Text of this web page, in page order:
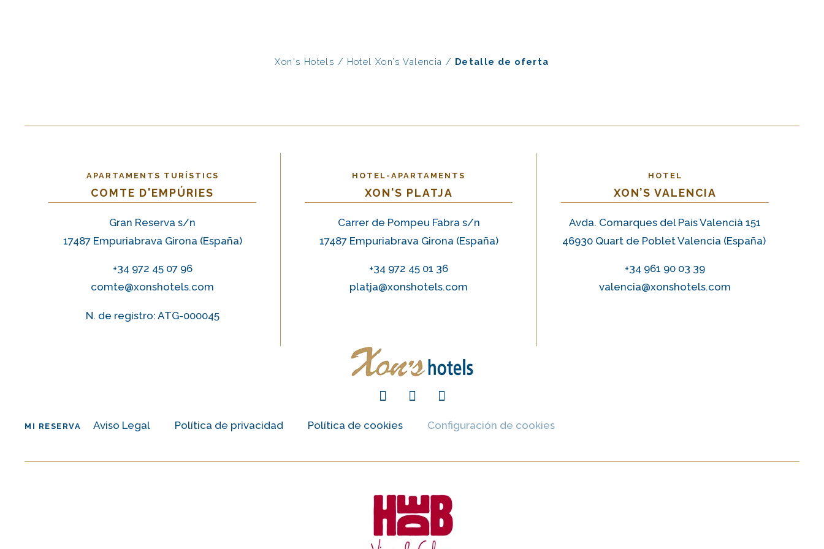
Xon's Hotels / Hotel Xon’s Valencia / Detalle de oferta
APARTAMENTS TURÍSTICS
COMTE D'EMPÚRIES
Gran Reserva s/n
17487 Empuriabrava Girona (España)
+34 972 45 07 96
comte@xonshotels.com
N. de registro: ATG-000045
HOTEL-APARTAMENTS
XON'S PLATJA
Carrer de Pompeu Fabra s/n
17487 Empuriabrava Girona (España)
+34 972 45 01 36
platja@xonshotels.com
HOTEL
XON’S VALENCIA
Avda. Comarques del Pais Valencià 151
46930 Quart de Poblet Valencia (España)
+34 961 90 03 39
valencia@xonshotels.com
MI RESERVA Aviso Legal Política de privacidad Política de cookies Configuración de cookies